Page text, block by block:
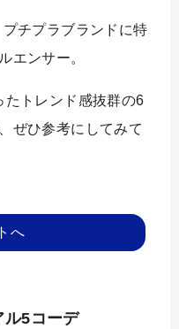
チプラブランドに特
エンサー。
たトレンド感抜群の6
ぜひ参考にしてみて
へ
ル5コーデ